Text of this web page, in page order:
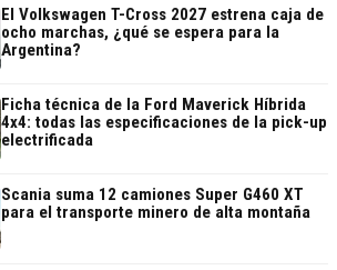
El Volkswagen T-Cross 2027 estrena caja de
ocho marchas, ¿qué se espera para la
Argentina?
Ficha técnica de la Ford Maverick Híbrida
4x4: todas las especificaciones de la pick-up
electrificada
Scania suma 12 camiones Super G460 XT
para el transporte minero de alta montaña